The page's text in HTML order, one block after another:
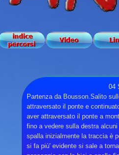
04
Partenza da Bousson.Salito
attraversato il ponte e
aver attraversato il ponte a
fino a vedere sulla destra
spalla inizialmente la traccia è
si fa più' evidente si sale a